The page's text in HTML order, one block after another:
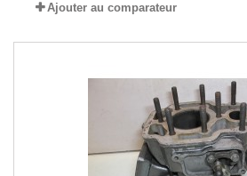
Ajouter au comparateur